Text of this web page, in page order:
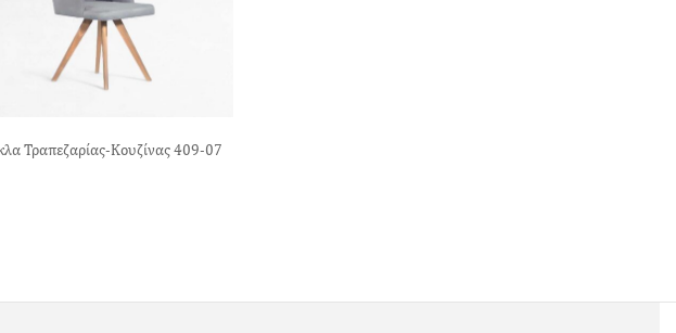
Τραπεζαρίας-Κουζίνας 409-07